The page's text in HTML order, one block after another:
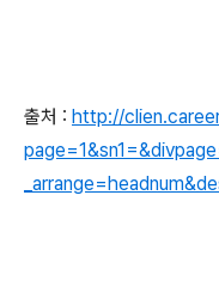
출처 : http://